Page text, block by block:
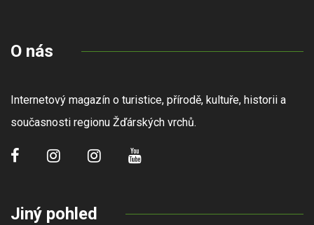
O nás
Internetový magazín o turistice, přírodě, kultuře, historii a
současnosti regionu Žďárských vrchů.
Jiný pohled